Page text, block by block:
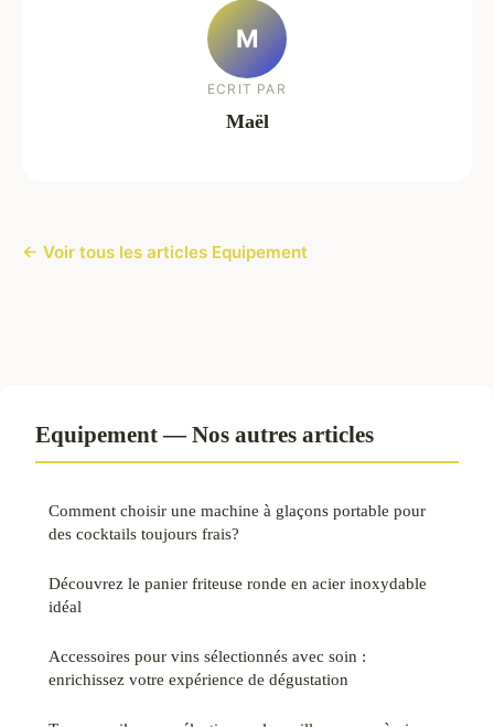
M
ECRIT PAR
Maël
← Voir tous les articles Equipement
Equipement — Nos autres articles
Comment choisir une machine à glaçons portable pour
des cocktails toujours frais?
Découvrez le panier friteuse ronde en acier inoxydable
idéal
Accessoires pour vins sélectionnés avec soin :
enrichissez votre expérience de dégustation